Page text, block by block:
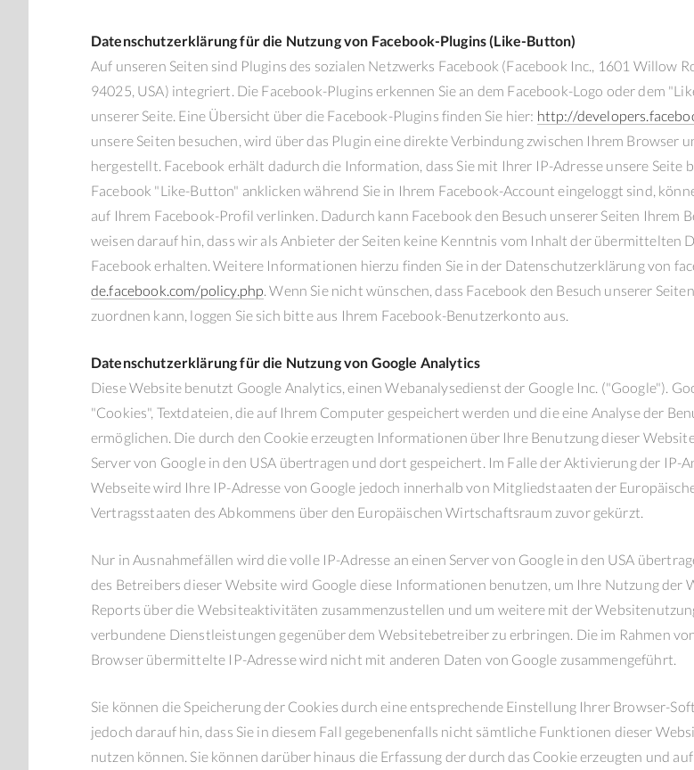
Datenschutzerklärung für die Nutzung von Facebook-Plugins (Like-Button)
Auf unseren Seiten sind Plugins des sozialen Netzwerks Facebook (Facebook Inc., 1601 Willow
94025, USA) integriert. Die Facebook-Plugins erkennen Sie an dem Facebook-Logo oder dem
unserer Seite. Eine Übersicht über die Facebook-Plugins finden Sie hier: http://
unsere Seiten besuchen, wird über das Plugin eine direkte Verbindung zwischen Ihrem Browser
hergestellt. Facebook erhält dadurch die Information, dass Sie mit Ihrer IP-Adresse unsere Seite
Facebook "Like-Button" anklicken während Sie in Ihrem Facebook-Account eingeloggt sind,
auf Ihrem Facebook-Profil verlinken. Dadurch kann Facebook den Besuch unserer Seiten Ihrem
weisen darauf hin, dass wir als Anbieter der Seiten keine Kenntnis vom Inhalt der übermittelten
Facebook erhalten. Weitere Informationen hierzu finden Sie in der Datenschutzerklärung von
de.facebook.com/policy.php. Wenn Sie nicht wünschen, dass Facebook den Besuch unserer
zuordnen kann, loggen Sie sich bitte aus Ihrem Facebook-Benutzerkonto aus.
Datenschutzerklärung für die Nutzung von Google Analytics
Diese Website benutzt Google Analytics, einen Webanalysedienst der Google Inc. ("Google").
"Cookies", Textdateien, die auf Ihrem Computer gespeichert werden und die eine Analyse der
ermöglichen. Die durch den Cookie erzeugten Informationen über Ihre Benutzung dieser
Server von Google in den USA übertragen und dort gespeichert. Im Falle der Aktivierung der IP-
Webseite wird Ihre IP-Adresse von Google jedoch innerhalb von Mitgliedstaaten der
Vertragsstaaten des Abkommens über den Europäischen Wirtschaftsraum zuvor gekürzt.
Nur in Ausnahmefällen wird die volle IP-Adresse an einen Server von Google in den USA
des Betreibers dieser Website wird Google diese Informationen benutzen, um Ihre Nutzung der
Reports über die Websiteaktivitäten zusammenzustellen und um weitere mit der
verbundene Dienstleistungen gegenüber dem Websitebetreiber zu erbringen. Die im Rahmen
Browser übermittelte IP-Adresse wird nicht mit anderen Daten von Google zusammengeführt.
Sie können die Speicherung der Cookies durch eine entsprechende Einstellung Ihrer Browser-
jedoch darauf hin, dass Sie in diesem Fall gegebenenfalls nicht sämtliche Funktionen dieser
nutzen können. Sie können darüber hinaus die Erfassung der durch das Cookie erzeugten und